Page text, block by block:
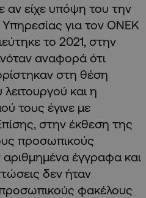
αν είχε υπόψη του την
για τον ΟΝΕΚ
το 2021, στην
αναφορά ότι
στη θέση
και η
τους έγινε με
στην έκθεση της
προσωπικούς
έγγραφα και
δεν ήταν
φακέλους